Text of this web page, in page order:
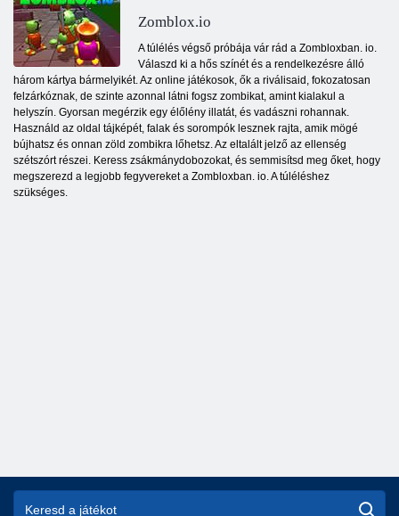
Zomblox.io
A túlélés végső próbája vár rád a Zombloxban. io.
Válaszd ki a hős színét és a rendelkezésre álló
három kártya bármelyikét. Az online játékosok, ők a riválisaid, fokozatosan
felzárkóznak, de szinte azonnal látni fogsz zombikat, amint kialakul a
helyszín. Gyorsan megérzik egy élőlény illatát, és vadászni rohannak.
Használd az oldal tájképét, falak és sorompók lesznek rajta, amik mögé
bújhatsz és onnan zöld zombikra lőhetsz. Az eltalált jelző az ellenség
szétszórt részei. Keress zsákmánydobozokat, és semmisítsd meg őket, hogy
megszerezd a legjobb fegyvereket a Zombloxban. io. A túléléshez
szükséges.